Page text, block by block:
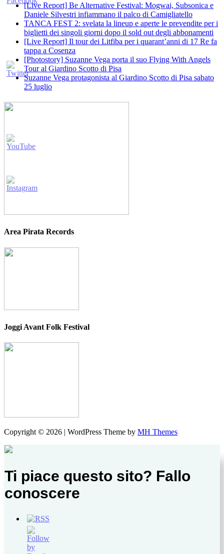
[Live Report] Be Alternative Festival: Mogwai, Subsonica e
Daniele Silvestri infiammano il palco di Camigliatello
TANCA FEST 2: svelata la lineup e aperte le prevendite per i
biglietti dei singoli giorni dopo il sold out degli abbonamenti
[Live Report] Il tour dei Litfiba per i quarant’anni di 17 Re fa
tappa a Cosenza
[Photostory] Suzanne Vega porta il suo Flying With Angels
Tour al Giardino Scotto di Pisa
Suzanne Vega protagonista al Giardino Scotto di Pisa sabato
25 luglio
Area Pirata Records
Joggi Avant Folk Festival
Copyright © 2026 | WordPress Theme by MH Themes
Ti piace questo sito? Fallo
conoscere